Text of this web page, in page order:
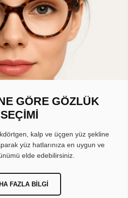
GÖRE GÖZLÜK
SEÇİMİ
kalp ve üçgen yüz şekline
yüz hatlarınıza en uygun ve
elde edebilirsiniz.
FAZLA BILGI